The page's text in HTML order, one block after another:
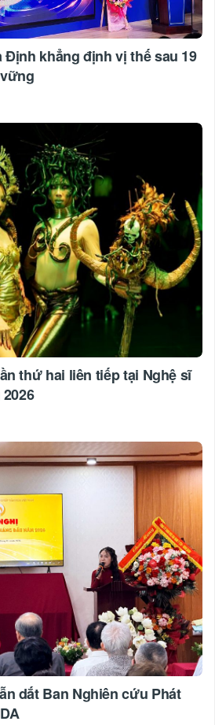
khẳng định vị thế sau 19
thứ hai liên tiếp tại Nghệ sĩ
dắt Ban Nghiên cứu Phát